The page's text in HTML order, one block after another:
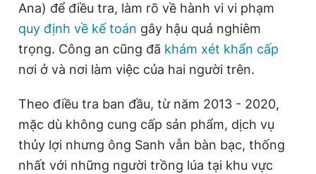
Đọc Thanh Niên trên điện thoại
Theo dõi báo trên
Ana) để điều tra, làm rõ về hành vi vi phạm
quy định về kế toán gây hậu quả nghiêm
trọng. Công an cũng đã khám xét khẩn cấp
nơi ở và nơi làm việc của hai người trên.
Theo điều tra ban đầu, từ năm 2013 - 2020,
mặc dù không cung cấp sản phẩm, dịch vụ
thủy lợi nhưng ông Sanh vẫn bàn bạc, thống
nhất với những người trồng lúa tại khu vực